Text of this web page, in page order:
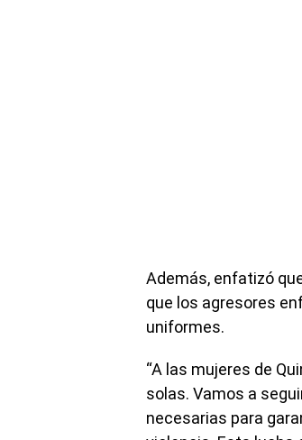
Además, enfatizó
que los agresores
uniformes.
“A las mujeres de
solas. Vamos a
necesarias para